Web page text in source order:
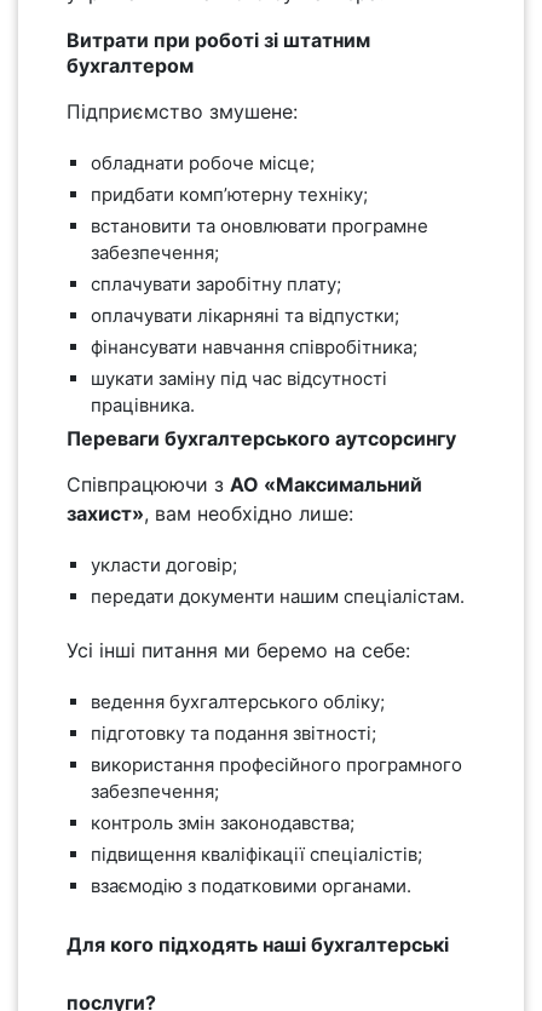
Витрати при роботі зі штатним
бухгалтером
Підприємство змушене:
обладнати робоче місце;
придбати комп’ютерну техніку;
встановити та оновлювати програмне
забезпечення;
сплачувати заробітну плату;
оплачувати лікарняні та відпустки;
фінансувати навчання співробітника;
шукати заміну під час відсутності
працівника.
Переваги бухгалтерського аутсорсингу
Співпрацюючи з АО «Максимальний
захист», вам необхідно лише:
укласти договір;
передати документи нашим спеціалістам.
Усі інші питання ми беремо на себе:
ведення бухгалтерського обліку;
підготовку та подання звітності;
використання професійного програмного
забезпечення;
контроль змін законодавства;
підвищення кваліфікації спеціалістів;
взаємодію з податковими органами.
Для кого підходять наші бухгалтерські
послуги?